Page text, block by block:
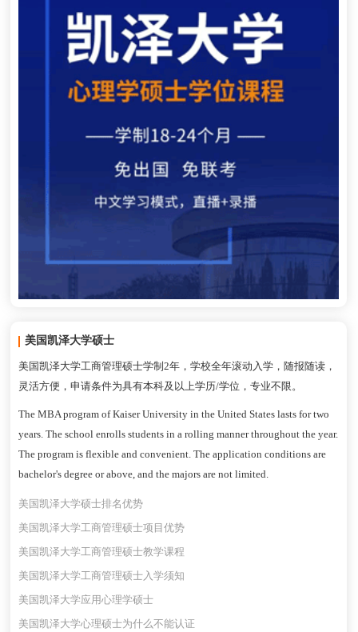
美国凯泽大学硕士
美国凯泽大学工商管理硕士学制2年，学校全年滚动入学，随报随读，
灵活方便，申请条件为具有本科及以上学历/学位，专业不限。
The MBA program of Kaiser University in the United States lasts for two
years. The school enrolls students in a rolling manner throughout the year.
The program is flexible and convenient. The application conditions are
bachelor's degree or above, and the majors are not limited.
美国凯泽大学硕士排名优势
美国凯泽大学工商管理硕士项目优势
美国凯泽大学工商管理硕士教学课程
美国凯泽大学工商管理硕士入学须知
美国凯泽大学应用心理学硕士
美国凯泽大学心理硕士为什么不能认证